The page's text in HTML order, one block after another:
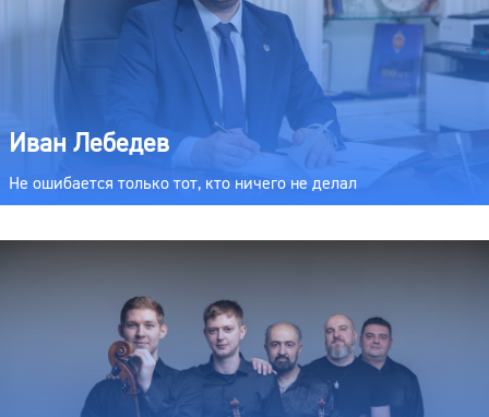
Иван Лебедев
Не ошибается только тот, кто ничего не делал